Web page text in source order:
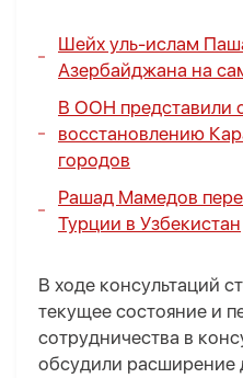
Шейх уль-ислам
Азербайджана на
В ООН представили
восстановлению
городов
Рашад Мамедов
Турции в Узбекистан
В ходе консультаций
текущее состояние и
сотрудничества в
обсудили расширение